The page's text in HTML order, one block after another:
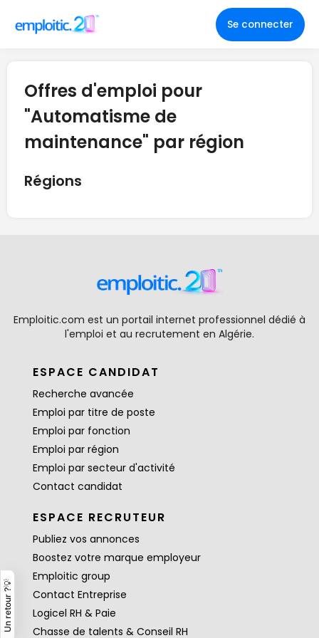
Se connecter
Offres d'emploi pour
"Automatisme de
maintenance" par région
Régions
Emploitic.com est un portail internet professionnel dédié à
l'emploi et au recrutement en Algérie.
ESPACE CANDIDAT
Recherche avancée
Emploi par titre de poste
Emploi par fonction
Emploi par région
Emploi par secteur d'activité
Contact candidat
ESPACE RECRUTEUR
Publiez vos annonces
Boostez votre marque employeur
Emploitic group
Contact Entreprise
Logicel RH & Paie
Chasse de talents & Conseil RH
Un retour ?💡